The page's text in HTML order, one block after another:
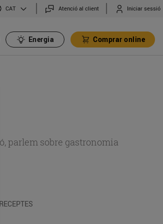
CAT Atenció al client Iniciar sessió
Energia Comprar online
parlem sobre gastronomia
RECEPTES